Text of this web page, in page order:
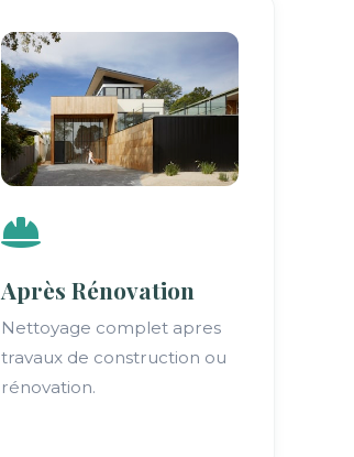
Après Rénovation
Nettoyage complet apres
travaux de construction ou
rénovation.